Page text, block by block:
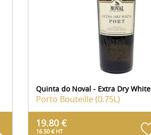
Quinta do Noval - Extra Dry White
Porto Bouteille (0.75L)
19.80 €
16.50 € HT